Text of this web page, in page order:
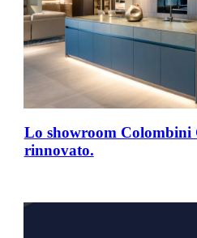
Lo showroom Colombini
rinnovato.